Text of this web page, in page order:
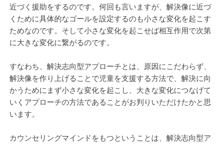
近づく援助をするのです。何回も言いますが、解決像に近づ
くために具体的なゴールを設定するのも小さな変化を起こす
ためなのです。そして小さな変化を起こせば相互作用で次第
に大きな変化に繋がるのです。
すなわち、解決志向型アプローチとは、原因にこだわらず、
解決像を作り上げることで児童を支援する方法で、解決に向
かうためにまず小さな変化を起こし、大きな変化につなげて
いくアプローチの方法であることがお判りいただけたかと思
います。
カウンセリングマインドをもつということは、解決志向型ア